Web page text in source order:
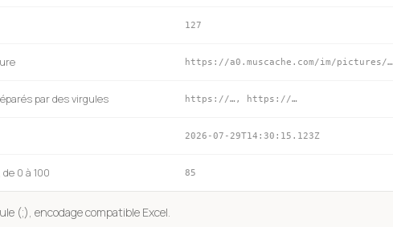
127
https://a0.muscache.com/im/pictures/…
par des virgules https://…, https://…
2026-07-29T14:30:15.123Z
0 à 100 85
(;), encodage compatible Excel.